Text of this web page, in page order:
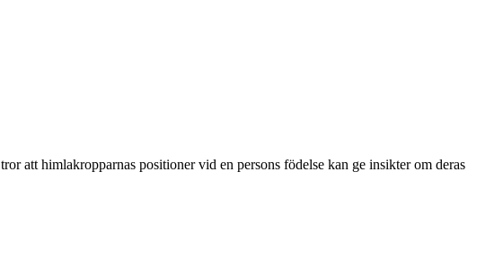
att himlakropparnas positioner vid en persons födelse kan ge insikter om deras